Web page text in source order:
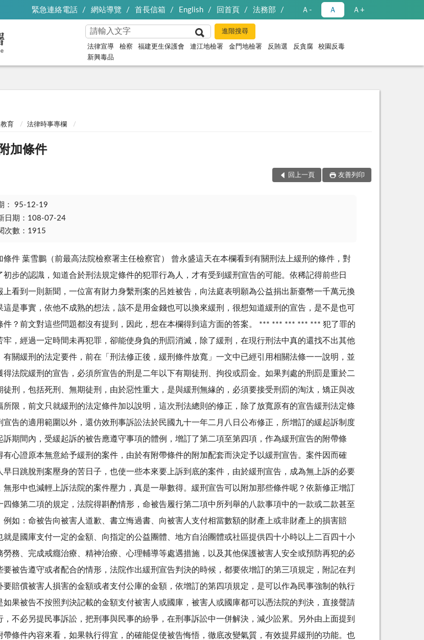
緊急連絡電話 網站導覽 首長信箱 English 回首頁 法務部 Ａ- Ａ Ａ+
法律宣導 檢察 福建更生保護會 連江地檢署 金門地檢署 反賄選 反貪腐
校園反毒
新興毒品
育 法律時事專欄
加條件
回上一頁 友善列印
： 95-12-19
日期：108-07-24
次數：1915
條件 葉雪鵬（前最高法院檢察署主任檢察官） 曾永盛這天在本欄看到有關刑法上緩刑的條件，對
初步的認識，知道合於刑法規定條件的犯罪行為人，才有受到緩刑宣告的可能。依稀記得前些日
上看到一則新聞，一位富有財力身繫刑案的呂姓被告，向法庭表明願為公益捐出新臺幣一千萬元換
這是事實，依他不成熟的想法，該不是用金錢也可以換來緩刑，很想知道緩刑的宣告，是不是也可
件？前文對這些問題都沒有提到，因此，想在本欄得到這方面的答案。 *** *** *** *** *** 犯了罪的
牢，經過一定時間未再犯罪，卻能使身負的刑罰消滅，除了緩刑，在現行刑法中真的還找不出其他
有關緩刑的法定要件，前在「刑法修正後，緩刑條件放寬」一文中已經引用相關法條一一說明，並
得法院緩刑的宣告，必須所宣告的刑是二年以下有期徒刑、拘役或罰金。如果判處的刑罰是重於二
徒刑，包括死刑、無期徒刑，由於惡性重大，是與緩刑無緣的，必須要接受刑罰的淘汰，矯正與改
所限，前文只就緩刑的法定條件加以說明，這次刑法總則的修正，除了放寬原有的宣告緩刑法定條
宣告的適用範圍以外，還仿效刑事訴訟法於民國九十一年二月八日公布修正，所增訂的緩起訴制度
訴期間內，受緩起訴的被告應遵守事項的體例，增訂了第二項至第四項，作為緩刑宣告的附帶條
有心證原本無意給予緩刑的案件，由於有附帶條件的附加配套而決定予以緩刑宣告。案件因而確
早日跳脫刑案壓身的苦日子，也使一些本來要上訴到底的案件，由於緩刑宣告，成為無上訴的必要
無形中也減輕上訴法院的案件壓力，真是一舉數得。緩刑宣告可以附加那些條件呢？依新修正增訂
四條第二項的規定，法院得斟酌情形，命被告履行第二項中所列舉的八款事項中的一款或二款甚至
例如：命被告向被害人道歉、書立悔過書、向被害人支付相當數額的財產上或非財產上的損害賠
就是國庫支付一定的金額、向指定的公益團體、地方自治團體或社區提供四十小時以上二百四十小
勞務、完成戒癮治療、精神治療、心理輔導等處遇措施，以及其他保護被害人安全或預防再犯的必
要被告遵守或者配合的情形，法院作出緩刑宣告判決的時候，都要依增訂的第三項規定，附記在判
要賠償被害人損害的金額或者支付公庫的金額，依增訂的第四項規定，是可以作為民事強制的執行
如果被告不按照判決記載的金額支付被害人或國庫，被害人或國庫都可以憑法院的判決，直接聲請
，不必另提民事訴訟，把刑事與民事的紛爭，在刑事訴訟中一併解決，減少訟累。另外由上面提到
帶條件內容來看，如果執行得宜，的確能促使被告悔悟，徹底改變氣質，有效提昇緩刑的功能。也